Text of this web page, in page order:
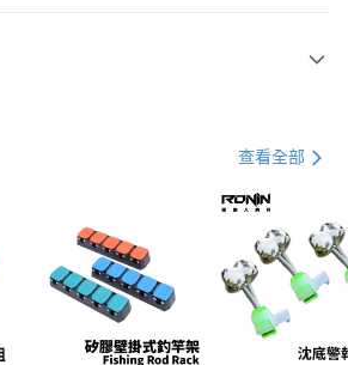
21家銀行
第一商業銀行
彰化商業銀行
台北富邦商業銀行
兆豐國際商業銀行
查看全部